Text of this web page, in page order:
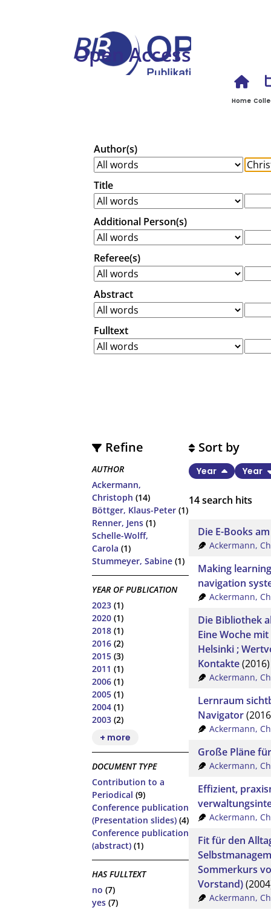
Open Access
Home
Author(s)
Title
Additional Person(s)
Referee(s)
Abstract
Fulltext
Refine
AUTHOR
Ackermann,
Christoph (14)
Böttger, Klaus-Peter (1)
Renner, Jens (1)
Schelle-Wolff,
Carola (1)
Stummeyer, Sabine (1)
YEAR OF PUBLICATION
2023 (1)
2020 (1)
2018 (1)
2016 (2)
2015 (3)
2011 (1)
2006 (1)
2005 (1)
2004 (1)
2003 (2)
+ more
DOCUMENT TYPE
Contribution to a
Periodical (9)
Conference publication
(Presentation slides) (4)
Conference publication
(abstract) (1)
HAS FULLTEXT
no (7)
yes (7)
14search hits
Sort by
Year Year
Die E-Books
Ackermann,
Making
navigation
Ackermann,
Die Bibliothek
Eine Woche
Helsinki ;
Kontakte(2016)
Ackermann,
Lernraum
Navigator
Ackermann,
Große Pläne
Ackermann,
Effizient,
Ackermann,
Fit für den
Sommerkurs
Vorstand)
Ackermann,